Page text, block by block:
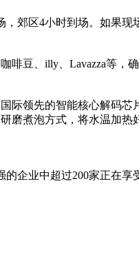
郊区4小时到场。如果
豆、illy、Lavazza等，
际领先的智能核心解码
磨煮泡方式，将水温加
企业中超过200家正在享